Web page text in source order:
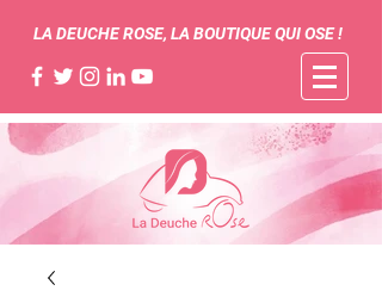
LA DEUCHE ROSE, LA BOUTIQUE QUI OSE !